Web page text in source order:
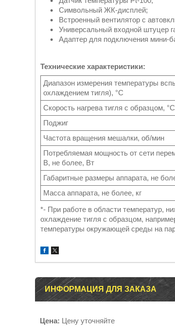
Символьный ЖК-дисплей;
Встроенный вентилятор с
Универсальный входной штуцер
Адаптер для подключения мини-
Технические характеристики:
Диапазон измерения температуры
охлаждением тигля), °С
Скорость нагрева тигля с образцом,
Поджиг
Частота вращения мешалки, об/мин
Потребляемая мощность от сети
В, не более, Вт
Габаритные размеры аппарата, не
Масса аппарата, не более, кг
*- При работе в области температур,
охлаждение тигля с образцом,
температуры окружающей среды на
ИНФОРМАЦИЯ ДЛЯ ЗАКАЗА
Цена: Цену уточняйте